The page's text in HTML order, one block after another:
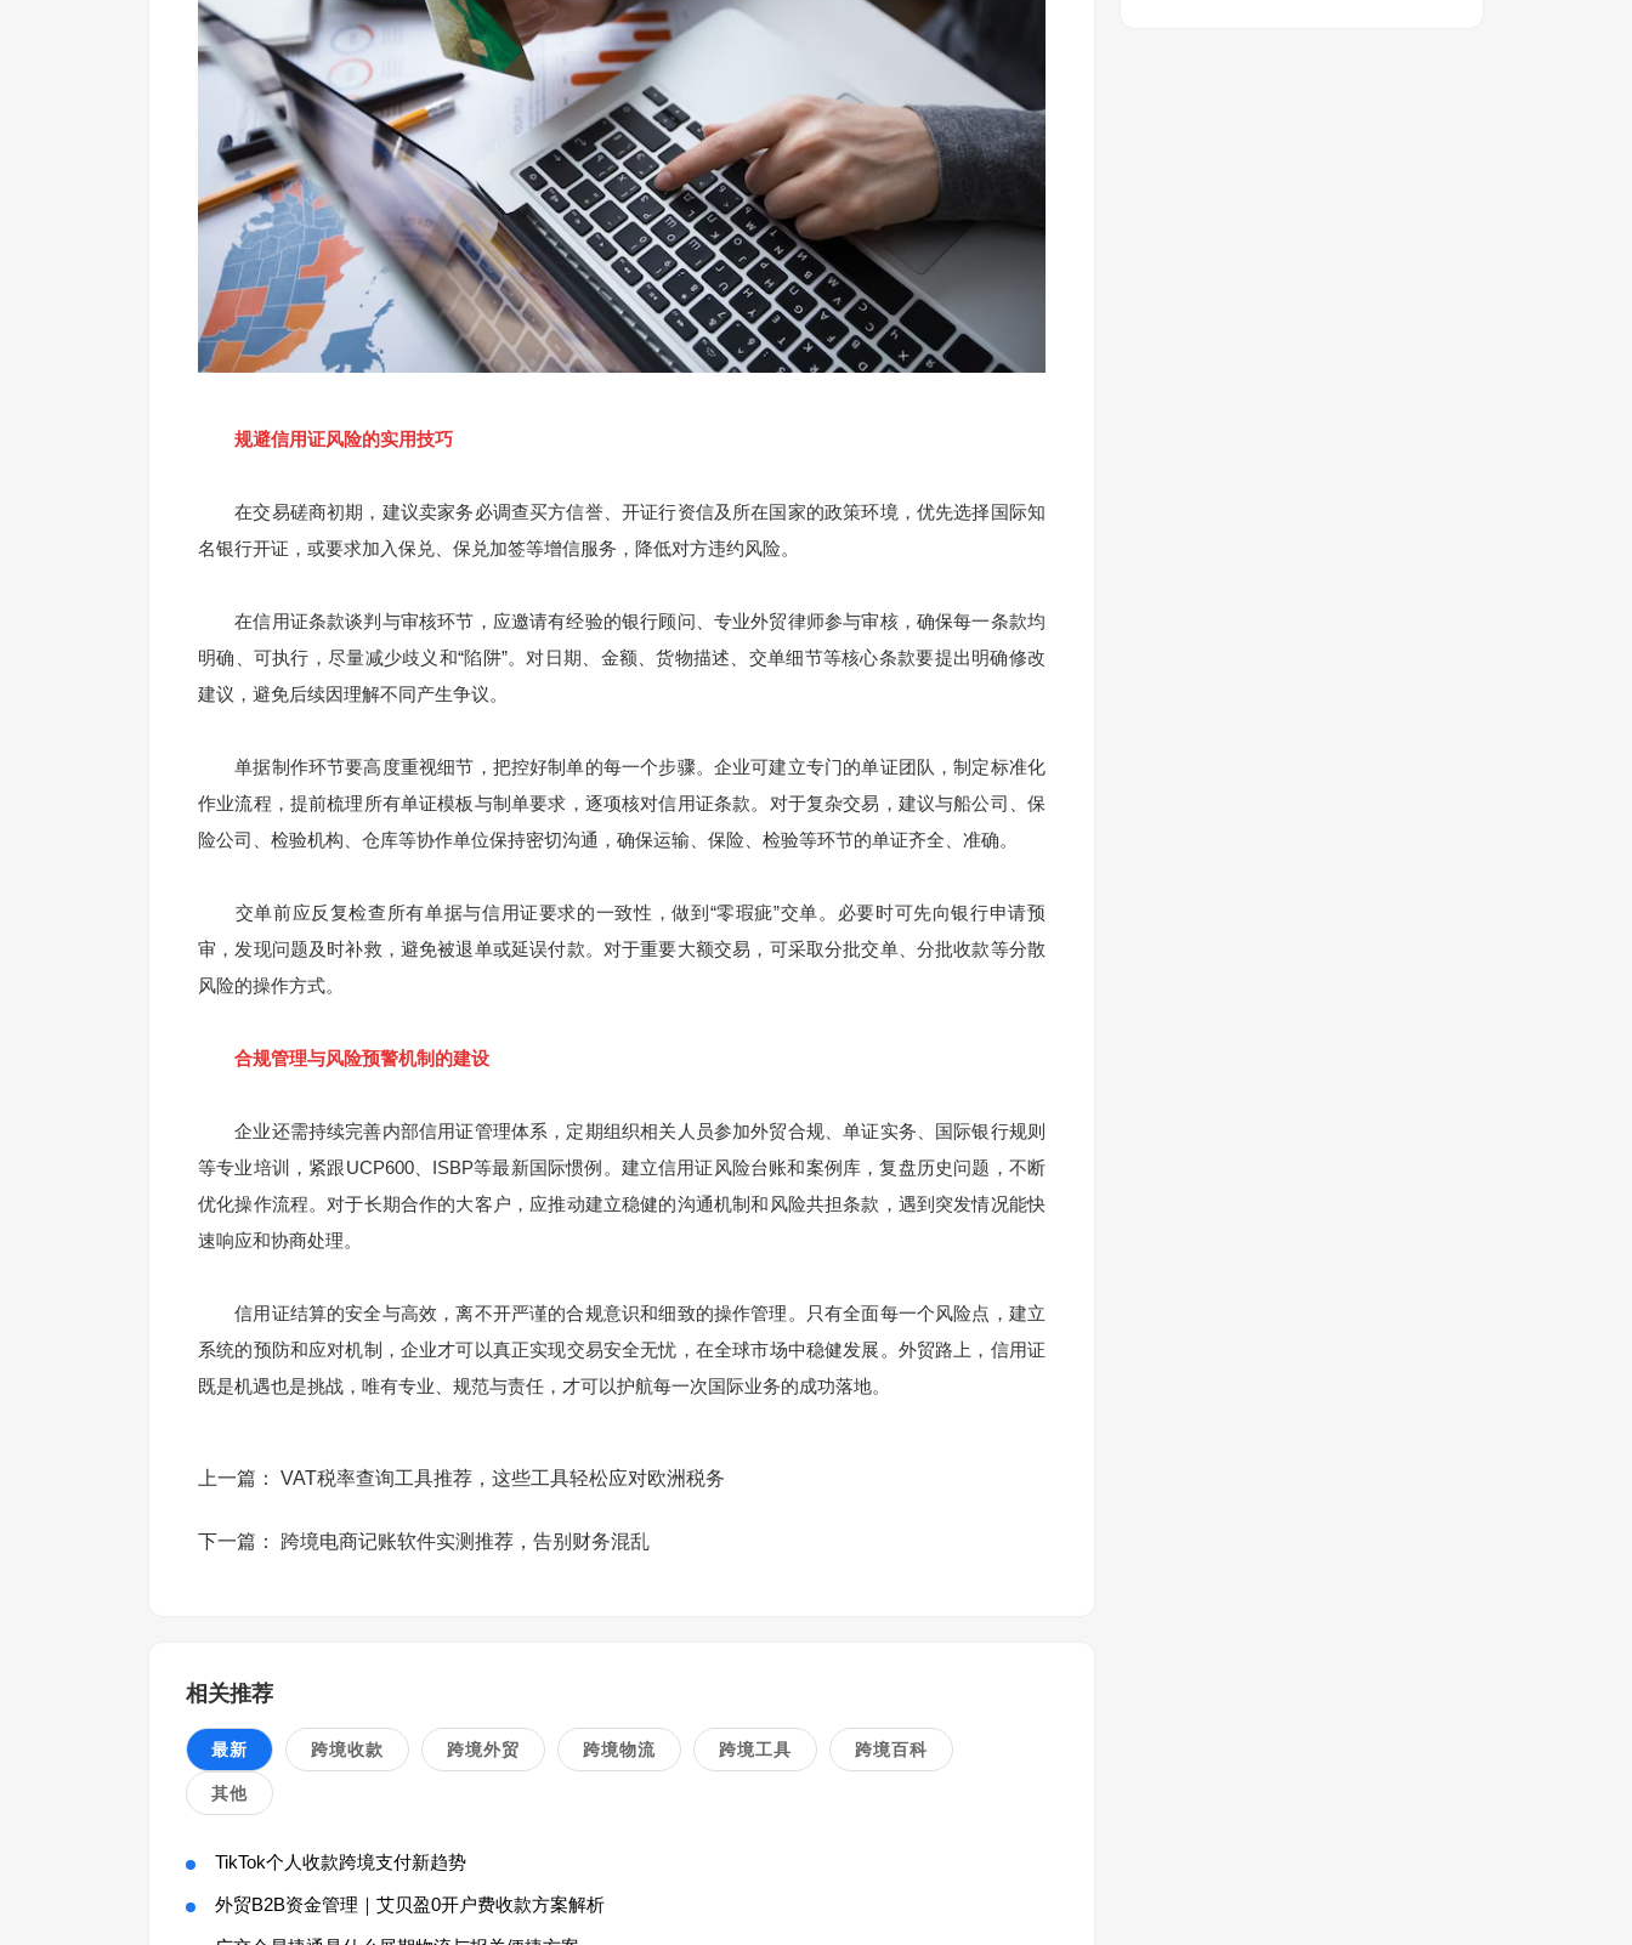
规避信用证风险的实用技巧
在交易磋商初期，建议卖家务必调查买方信誉、开证行资信及所在国家的政策环境，优先选择国际知
名银行开证，或要求加入保兑、保兑加签等增信服务，降低对方违约风险。
在信用证条款谈判与审核环节，应邀请有经验的银行顾问、专业外贸律师参与审核，确保每一条款均
明确、可执行，尽量减少歧义和“陷阱”。对日期、金额、货物描述、交单细节等核心条款要提出明确修改
建议，避免后续因理解不同产生争议。
单据制作环节要高度重视细节，把控好制单的每一个步骤。企业可建立专门的单证团队，制定标准化
作业流程，提前梳理所有单证模板与制单要求，逐项核对信用证条款。对于复杂交易，建议与船公司、保
险公司、检验机构、仓库等协作单位保持密切沟通，确保运输、保险、检验等环节的单证齐全、准确。
交单前应反复检查所有单据与信用证要求的一致性，做到“零瑕疵”交单。必要时可先向银行申请预
审，发现问题及时补救，避免被退单或延误付款。对于重要大额交易，可采取分批交单、分批收款等分散
风险的操作方式。
合规管理与风险预警机制的建设
企业还需持续完善内部信用证管理体系，定期组织相关人员参加外贸合规、单证实务、国际银行规则
等专业培训，紧跟UCP600、ISBP等最新国际惯例。建立信用证风险台账和案例库，复盘历史问题，不断
优化操作流程。对于长期合作的大客户，应推动建立稳健的沟通机制和风险共担条款，遇到突发情况能快
速响应和协商处理。
信用证结算的安全与高效，离不开严谨的合规意识和细致的操作管理。只有全面每一个风险点，建立
系统的预防和应对机制，企业才可以真正实现交易安全无忧，在全球市场中稳健发展。外贸路上，信用证
既是机遇也是挑战，唯有专业、规范与责任，才可以护航每一次国际业务的成功落地。
上一篇： VAT税率查询工具推荐，这些工具轻松应对欧洲税务
下一篇： 跨境电商记账软件实测推荐，告别财务混乱
相关推荐
最新 跨境收款 跨境外贸 跨境物流 跨境工具 跨境百科
其他
TikTok个人收款跨境支付新趋势
外贸B2B资金管理｜艾贝盈0开户费收款方案解析